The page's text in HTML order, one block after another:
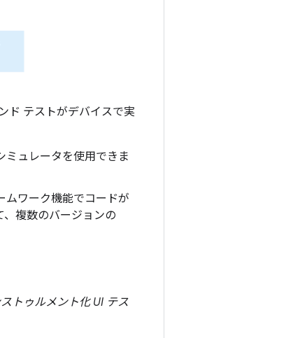
ド テストがデバイスで実
ミュレータを使用できま
ムワーク機能でコードが
複数のバージョンの
トゥルメント化 UI テス